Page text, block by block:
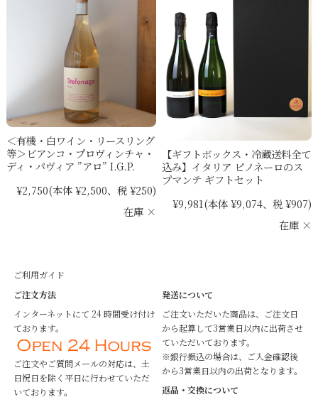
＜有機・白ワイン・リースリング
等＞ビアンコ・プロヴィンチャ・
ディ・パヴィア ”アロ” I.G.P.
¥2,750(本体 ¥2,500、税 ¥250)
在庫 ×
【ギフトボックス・冷蔵送料全て
込み】イタリア ピノネーロのス
プマンテ ギフトセット
¥9,981(本体 ¥9,074、税 ¥907)
在庫 ×
ご利用ガイド
ご注文方法
インターネットにて 24 時間受け付け
ております。
ご注文やご質問メールの対応は、土
日祝日を除く平日に行わせていただ
いております。
発送について
ご注文いただいた商品は、ご注文日
から起算して3営業日以内に出荷させ
ていただいております。
※銀行振込の場合は、ご入金確認後
から3営業日以内の出荷となります。
返品・交換について